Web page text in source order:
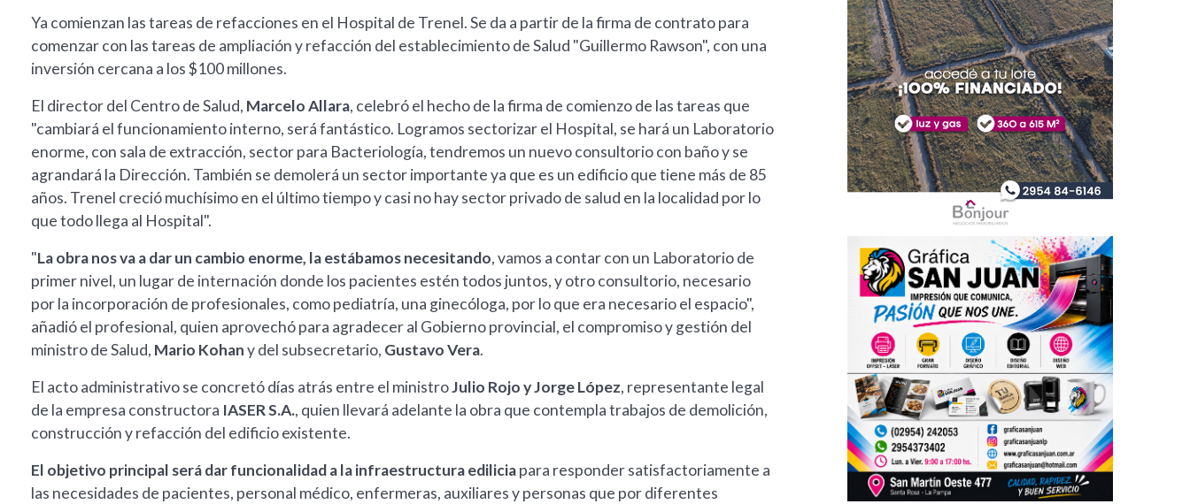
Ya comienzan las tareas de refacciones en el Hospital de Trenel. Se da a partir de la firma de contrato para
comenzar con las tareas de ampliación y refacción del establecimiento de Salud "Guillermo Rawson", con una
inversión cercana a los $100 millones.
El director del Centro de Salud, Marcelo Allara, celebró el hecho de la firma de comienzo de las tareas que
"cambiará el funcionamiento interno, será fantástico. Logramos sectorizar el Hospital, se hará un Laboratorio
enorme, con sala de extracción, sector para Bacteriología, tendremos un nuevo consultorio con baño y se
agrandará la Dirección. También se demolerá un sector importante ya que es un edificio que tiene más de 85
años. Trenel creció muchísimo en el último tiempo y casi no hay sector privado de salud en la localidad por lo
que todo llega al Hospital".
"La obra nos va a dar un cambio enorme, la estábamos necesitando, vamos a contar con un Laboratorio de
primer nivel, un lugar de internación donde los pacientes estén todos juntos, y otro consultorio, necesario
por la incorporación de profesionales, como pediatría, una ginecóloga, por lo que era necesario el espacio",
añadió el profesional, quien aprovechó para agradecer al Gobierno provincial, el compromiso y gestión del
ministro de Salud, Mario Kohany del subsecretario, Gustavo Vera.
El acto administrativo se concretó días atrás entre el ministroJulio Rojo y Jorge López, representante legal
de la empresa constructora IASER S.A., quien llevará adelante la obra que contempla trabajos de demolición,
construcción y refacción del edificio existente.
El objetivo principal será dar funcionalidad a la infraestructura ediliciapara responder satisfactoriamente a
las necesidades de pacientes, personal médico, enfermeras, auxiliares y personas que por diferentes